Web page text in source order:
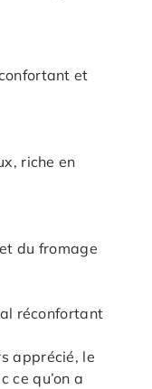
et
riche en
du fromage
réconfortant
apprécié, le
ce qu’on a